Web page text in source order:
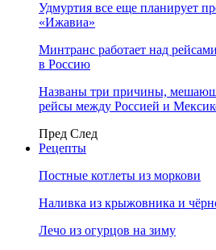
Удмуртия все еще планирует
«Ижавиа»
Минтранс работает над
в Россию
Названы три причины,
рейсы между Россией и
Пред След
Рецепты
Постные котлеты из моркови
Наливка из крыжовника и
Лечо из огурцов на зиму